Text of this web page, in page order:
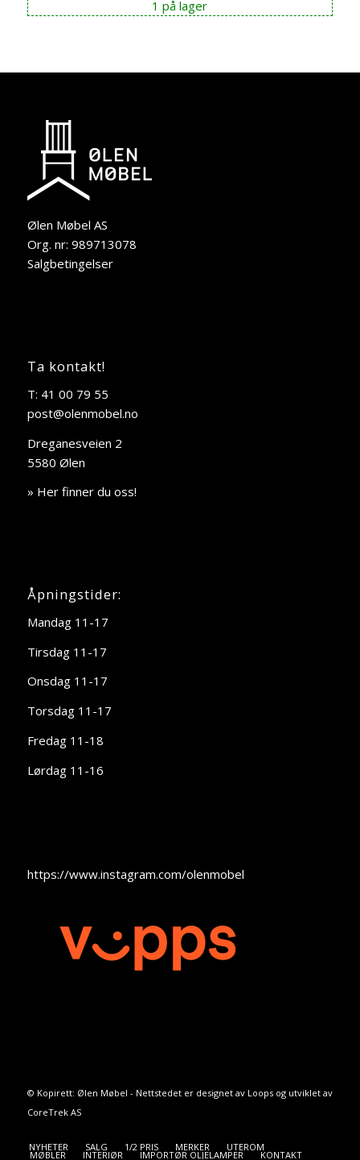
var:
er:
1 på lager
Ølen Møbel AS
Org. nr: 989713078
Salgbetingelser
Ta kontakt!
T: 41 00 79 55
post@olenmobel.no
Dreganesveien 2
5580 Ølen
» Her finner du oss!
Åpningstider:
Mandag 11-17
Tirsdag 11-17
Onsdag 11-17
Torsdag 11-17
Fredag 11-18
Lørdag 11-16
https://www.instagram.com/olenmobel
© Kopirett: Ølen Møbel - Nettstedet er designet av Loopsog utviklet av
CoreTrek AS
NYHETER SALG 1/2 PRIS MERKER UTEROM
MØBLER INTERIØR IMPORTØR OLJELAMPER KONTAKT